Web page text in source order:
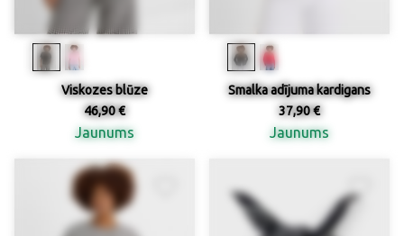
Viskozes blūze
46,90 €
Jaunums
Smalka adījuma kardigans
37,90 €
Jaunums